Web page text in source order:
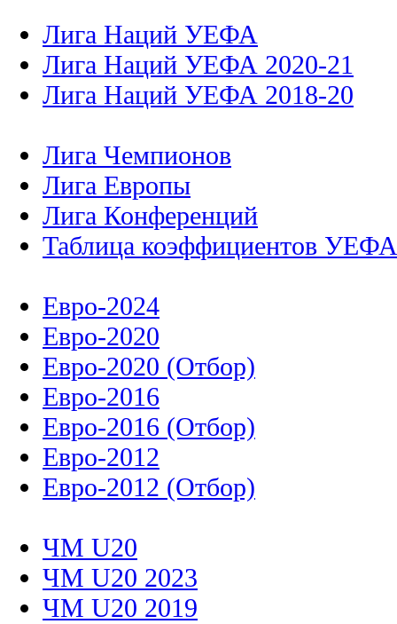
Лига Наций УЕФА
Лига Наций УЕФА 2020-21
Лига Наций УЕФА 2018-20
Лига Чемпионов
Лига Европы
Лига Конференций
Таблица коэффициентов УЕФА
Евро-2024
Евро-2020
Евро-2020 (Отбор)
Евро-2016
Евро-2016 (Отбор)
Евро-2012
Евро-2012 (Отбор)
ЧМ U20
ЧМ U20 2023
ЧМ U20 2019